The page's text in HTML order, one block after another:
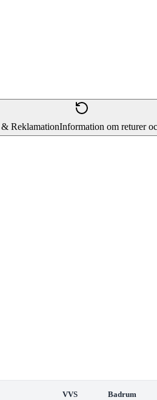
ReklamationInformation om returer
VVS Badrum